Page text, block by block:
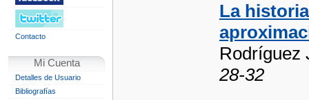
Contacto
Mi Cuenta
Detalles de Usuario
Bibliografías
La
Rodríguez
28-32